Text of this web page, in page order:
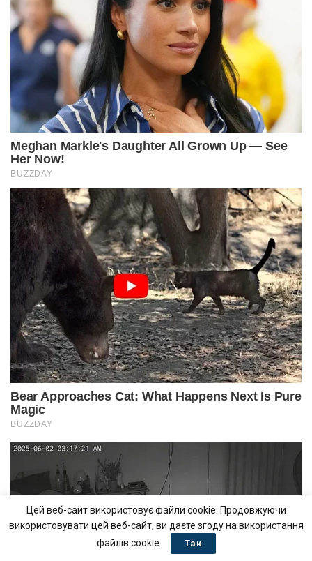
Цей веб-сайт використовує файли cookie. Продовжуючи
використовувати цей веб-сайт, ви даєте згоду на використання
файлів cookie.
Так